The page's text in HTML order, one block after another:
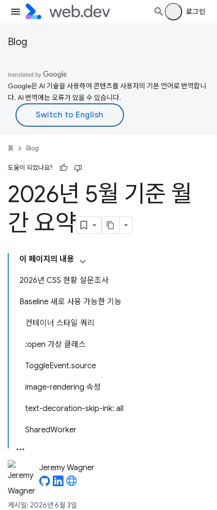
로그인
Blog
Google은 AI 기술을 사용하여 콘텐츠를 사용자의 기본 언어로 번역합니
다. AI 번역에는 오류가 있을 수 있습니다.
홈 Blog
도움이 되었나요?
2026년 5월 기준 월
간 요약
이 페이지의 내용
2026년 CSS 현황 설문조사
Baseline 새로 사용 가능한 기능
컨테이너 스타일 쿼리
:open 가상 클래스
ToggleEvent.source
image-rendering 속성
text-decoration-skip-ink: all
SharedWorker
Jeremy Wagner
게시일: 2026년 6월 3일